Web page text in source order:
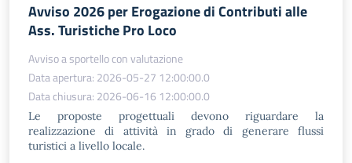
Avviso 2026 per Erogazione di Contributi alle
Ass. Turistiche Pro Loco
Avviso a sportello con valutazione
Data apertura: 2026-05-27 12:00:00.0
Data chiusura: 2026-06-16 12:00:00.0
Le proposte progettuali devono riguardare la
realizzazione di attività in grado di generare flussi
turistici a livello locale.